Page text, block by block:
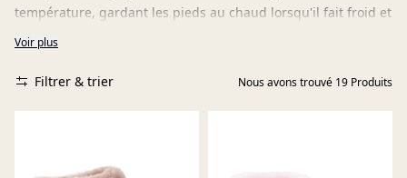
température, gardant les pieds au chaud lorsqu'il fait froid et
frais lorsqu'il fait chaud. Parfaits comme chaussons
différentes couleurs et modèles pour enfants dans notre
Voir plus
Filtrer & trier Nous avons trouvé 19 Produits